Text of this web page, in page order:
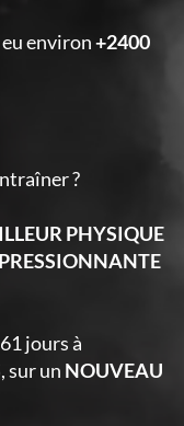
environ+2400
?
PHYSIQUE
jours à
, sur un NOUVEAU